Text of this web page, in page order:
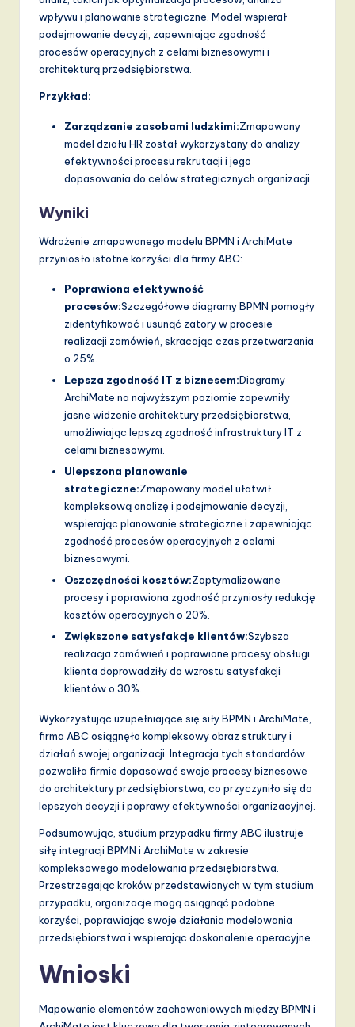
wpływu i planowanie strategiczne. Model wspierał
podejmowanie decyzji, zapewniając zgodność
procesów operacyjnych z celami biznesowymi i
architekturą przedsiębiorstwa.
Przykład:
Zarządzanie zasobami ludzkimi:Zmapowany
model działu HR został wykorzystany do analizy
efektywności procesu rekrutacji i jego
dopasowania do celów strategicznych organizacji.
Wyniki
Wdrożenie zmapowanego modelu BPMN i ArchiMate
przyniosło istotne korzyści dla firmy ABC:
Poprawiona efektywność
procesów:Szczegółowe diagramy BPMN pomogły
zidentyfikować i usunąć zatory w procesie
realizacji zamówień, skracając czas przetwarzania
o 25%.
Lepsza zgodność IT z biznesem:Diagramy
ArchiMate na najwyższym poziomie zapewniły
jasne widzenie architektury przedsiębiorstwa,
umożliwiając lepszą zgodność infrastruktury IT z
celami biznesowymi.
Ulepszona planowanie
strategiczne:Zmapowany model ułatwił
kompleksową analizę i podejmowanie decyzji,
wspierając planowanie strategiczne i zapewniając
zgodność procesów operacyjnych z celami
biznesowymi.
Oszczędności kosztów:Zoptymalizowane
procesy i poprawiona zgodność przyniosły redukcję
kosztów operacyjnych o 20%.
Zwiększone satysfakcje klientów:Szybsza
realizacja zamówień i poprawione procesy obsługi
klienta doprowadziły do wzrostu satysfakcji
klientów o 30%.
Wykorzystując uzupełniające się siły BPMN i ArchiMate,
firma ABC osiągnęła kompleksowy obraz struktury i
działań swojej organizacji. Integracja tych standardów
pozwoliła firmie dopasować swoje procesy biznesowe
do architektury przedsiębiorstwa, co przyczyniło się do
lepszych decyzji i poprawy efektywności organizacyjnej.
Podsumowując, studium przypadku firmy ABC ilustruje
siłę integracji BPMN i ArchiMate w zakresie
kompleksowego modelowania przedsiębiorstwa.
Przestrzegając kroków przedstawionych w tym studium
przypadku, organizacje mogą osiągnąć podobne
korzyści, poprawiając swoje działania modelowania
przedsiębiorstwa i wspierając doskonalenie operacyjne.
Wnioski
Mapowanie elementów zachowaniowych między BPMN i